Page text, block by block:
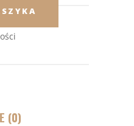
(0)